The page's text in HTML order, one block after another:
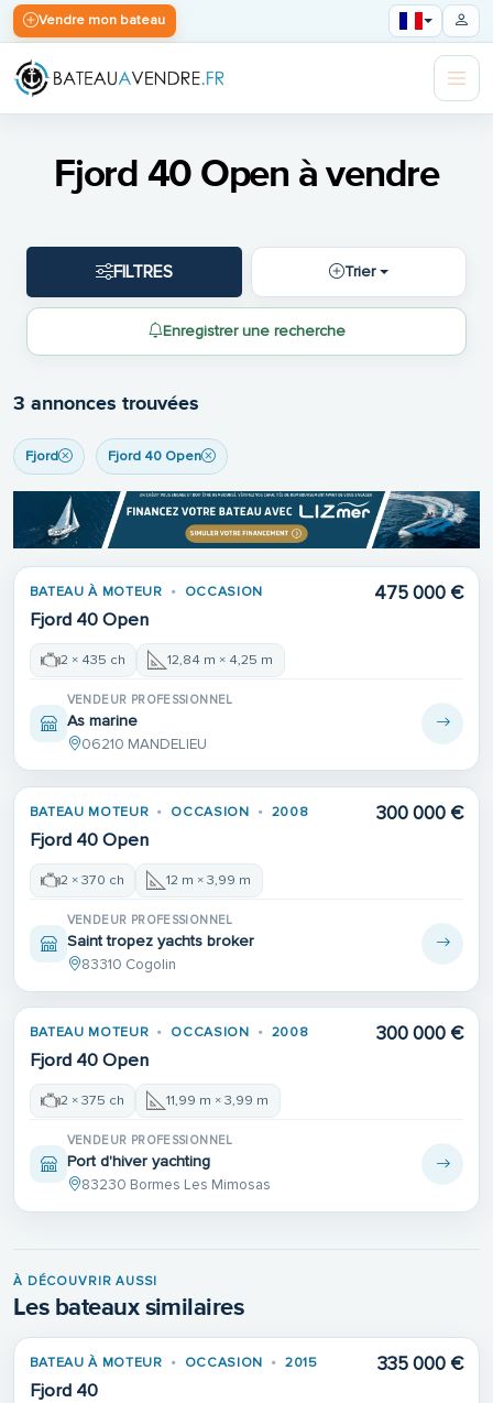
Vendre mon bateau
Fjord 40 Open à vendre
FILTRES Trier
Enregistrer une recherche
3 annonces trouvées
Fjord Fjord 40 Open
BATEAU À MOTEUR OCCASION
Fjord 40 Open
475 000 €
2 × 435 ch 12,84 m × 4,25 m
VENDEUR PROFESSIONNEL
As marine
06210 MANDELIEU
BATEAU MOTEUR OCCASION 2008
Fjord 40 Open
300 000 €
2 × 370 ch 12 m × 3,99 m
VENDEUR PROFESSIONNEL
Saint tropez yachts broker
83310 Cogolin
BATEAU MOTEUR OCCASION 2008
Fjord 40 Open
300 000 €
2 × 375 ch 11,99 m × 3,99 m
VENDEUR PROFESSIONNEL
Port d'hiver yachting
83230 Bormes Les Mimosas
À DÉCOUVRIR AUSSI
Les bateaux similaires
BATEAU À MOTEUR OCCASION 2015
Fjord 40
335 000 €